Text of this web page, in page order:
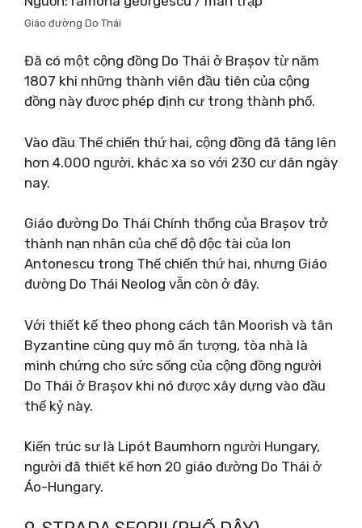
Giáo đường Do Thái
Đã có một cộng đồng Do Thái ở Brașov từ năm
1807 khi những thành viên đầu tiên của cộng
đồng này được phép định cư trong thành phố.
Vào đầu Thế chiến thứ hai, cộng đồng đã tăng lên
hơn 4.000 người, khác xa so với 230 cư dân ngày
nay.
Giáo đường Do Thái Chính thống của Brașov trở
thành nạn nhân của chế độ độc tài của Ion
Antonescu trong Thế chiến thứ hai, nhưng Giáo
đường Do Thái Neolog vẫn còn ở đây.
Với thiết kế theo phong cách tân Moorish và tân
Byzantine cùng quy mô ấn tượng, tòa nhà là
minh chứng cho sức sống của cộng đồng người
Do Thái ở Brașov khi nó được xây dựng vào đầu
thế kỷ này.
Kiến trúc sư là Lipót Baumhorn người Hungary,
người đã thiết kế hơn 20 giáo đường Do Thái ở
Áo-Hungary.